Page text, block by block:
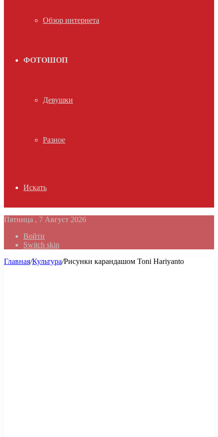
Обзор интернета
ФОТОШОП
Девушки
Разное
Искать
Пятница , 7 Август 2026
Войти
Switch skin
Главная/Культура/Рисунки карандашом Toni Hariyanto